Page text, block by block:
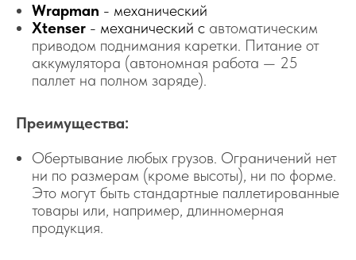
Wrapman - механический
Xtenser - механический с автоматическим
приводом поднимания каретки. Питание от
аккумулятора (автономная работа — 25
паллет на полном заряде).
Преимущества:
Обертывание любых грузов. Ограничений нет
ни по размерам (кроме высоты), ни по форме.
Это могут быть стандартные паллетированные
товары или, например, длинномерная
продукция.